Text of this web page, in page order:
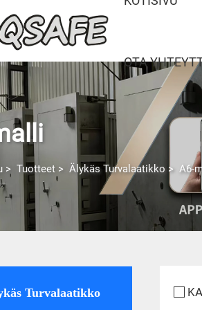
OTA
> Tuotteet > Älykäs Turvalaatikko > A6-
Turvalaatikko